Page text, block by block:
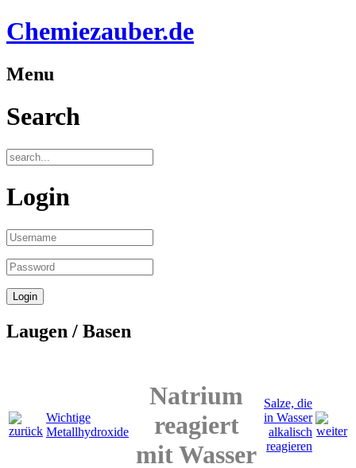
Chemiezauber.de
Menu
Search
Login
Laugen / Basen
Wichtige
Metallhydroxide
Natrium
reagiert
mit Wasser
Salze, die
in Wasser
alkalisch
reagieren